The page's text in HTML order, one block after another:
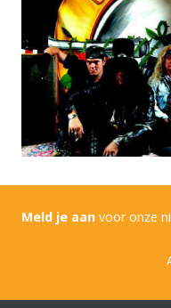
Meld je aan voor onze